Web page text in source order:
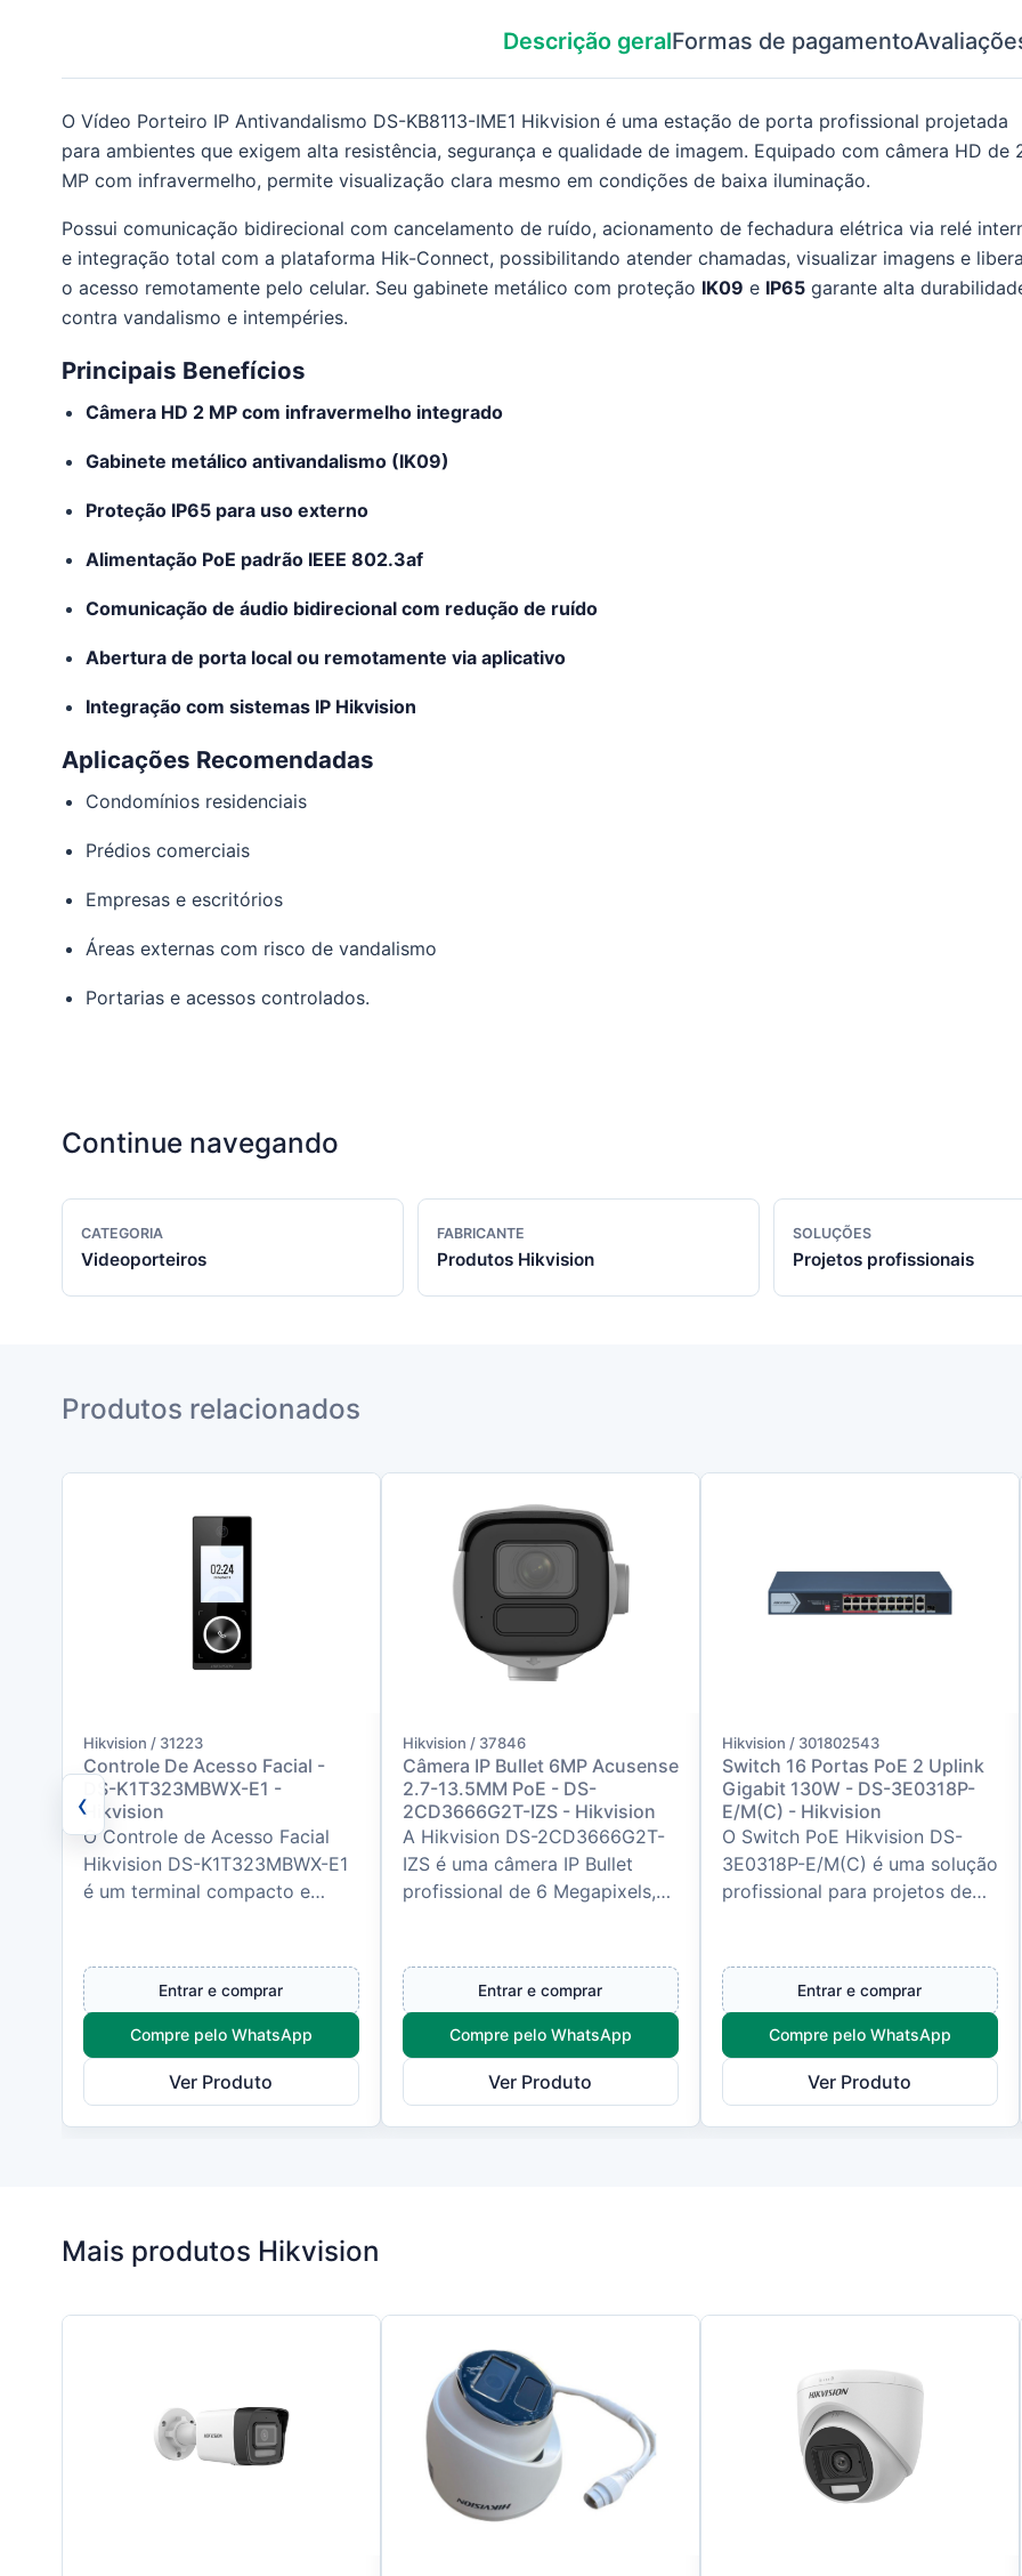
Descrição geralFormas de pagamento
O Vídeo Porteiro IP Antivandalismo DS-KB8113-IME1 Hikvision é uma estação de porta profissional projetada
para ambientes que exigem alta resistência, segurança e qualidade de imagem. Equipado com câmera HD de
MP com infravermelho, permite visualização clara mesmo em condições de baixa iluminação.
Possui comunicação bidirecional com cancelamento de ruído, acionamento de fechadura elétrica via relé
e integração total com a plataforma Hik-Connect, possibilitando atender chamadas, visualizar imagens e
o acesso remotamente pelo celular. Seu gabinete metálico com proteção IK09 e IP65garante alta
contra vandalismo e intempéries.
Principais Benefícios
Câmera HD 2 MP com infravermelho integrado
Gabinete metálico antivandalismo (IK09)
Proteção IP65 para uso externo
Alimentação PoE padrão IEEE 802.3af
Comunicação de áudio bidirecional com redução de ruído
Abertura de porta local ou remotamente via aplicativo
Integração com sistemas IP Hikvision
Aplicações Recomendadas
Condomínios residenciais
Prédios comerciais
Empresas e escritórios
Áreas externas com risco de vandalismo
Portarias e acessos controlados.
Continue navegando
CATEGORIA
Videoporteiros
FABRICANTE
Produtos Hikvision
SOLUÇÕES
Projetos profissionais
Produtos relacionados
‹
Hikvision / 31223
Controle De Acesso Facial -
DS-K1T323MBWX-E1 -
Hikvision
O Controle de Acesso Facial
Hikvision DS-K1T323MBWX-E1
é um terminal compacto e
recon...
Entrar e comprar
Compre pelo WhatsApp
Ver Produto
Hikvision / 37846
Câmera IP Bullet 6MP Acusense
2.7-13.5MM PoE - DS-
2CD3666G2T-IZS - Hikvision
A Hikvision DS-2CD3666G2T-
IZS é uma câmera IP Bullet
profissional de 6 Megapixels,
i...
Entrar e comprar
Compre pelo WhatsApp
Ver Produto
Hikvision / 301802543
Switch 16 Portas PoE 2 Uplink
Gigabit 130W - DS-3E0318P-
E/M(C) - Hikvision
O Switch PoE Hikvision DS-
3E0318P-E/M(C) é uma solução
profissional para projetos de
Entrar e comprar
Compre pelo WhatsApp
Ver Produto
Mais produtos Hikvision